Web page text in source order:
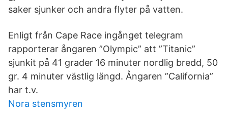
saker sjunker och andra flyter på vatten.
Enligt från Cape Race ingånget telegram
rapporterar ångaren ”Olympic” att ”Titanic”
sjunkit på 41 grader 16 minuter nordlig bredd, 50
gr. 4 minuter västlig längd. Ångaren ”California”
har t.v.
Nora stensmyren